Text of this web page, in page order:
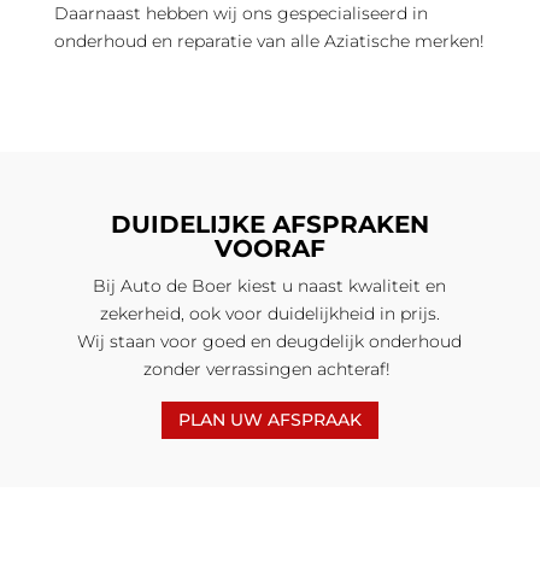
Daarnaast hebben wij ons gespecialiseerd in
onderhoud en reparatie van alle Aziatische merken!
DUIDELIJKE AFSPRAKEN
VOORAF
Bij Auto de Boer kiest u naast kwaliteit en
zekerheid, ook voor duidelijkheid in prijs.
Wij staan voor goed en deugdelijk onderhoud
zonder verrassingen achteraf!
PLAN UW AFSPRAAK